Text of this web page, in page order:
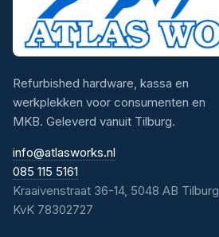
Refurbished hardware, kassa en
werkplekken voor consumenten en
MKB. Geleverd vanuit Tilburg.
info@atlasworks.nl
085 115 5161
Kraaivenstraat 36-14, 5048 AB Tilburg
KvK 78302727